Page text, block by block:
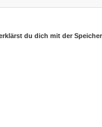
du dich mit der